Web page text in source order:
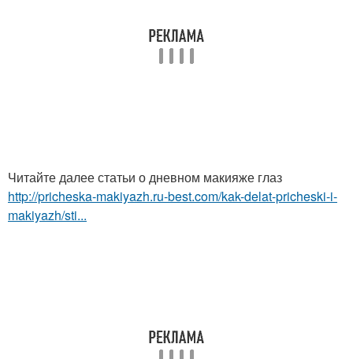
Читайте далее статьи о дневном макияже глаз
http://pricheska-makiyazh.ru-best.com/kak-delat-pricheski-i-
makiyazh/sti...